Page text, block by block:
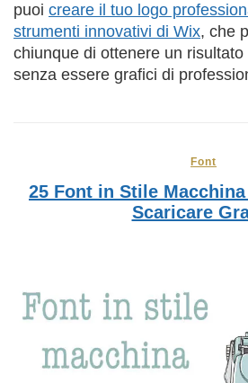
puoi creare il tuo logo
strumenti innovativi di Wix, che
chiunque di ottenere un
senza essere grafici di
Font
25 Font in Stile
Scaricare